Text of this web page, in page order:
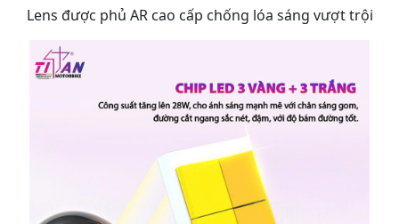
Lens được phủ AR cao cấp chống lóa sáng vượt trội